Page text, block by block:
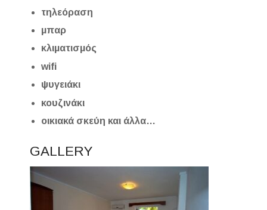
τηλεόραση
μπαρ
κλιματισμός
wifi
ψυγειάκι
κουζινάκι
οικιακά σκεύη και άλλα…
GALLERY